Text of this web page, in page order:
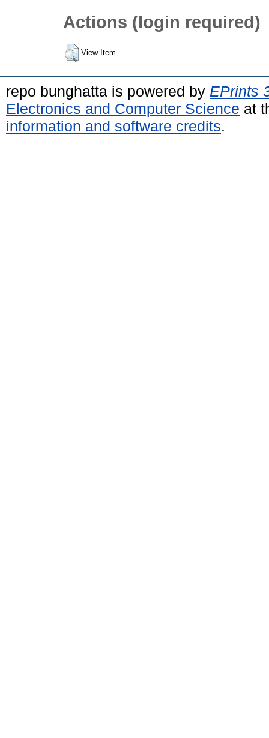
Actions (login required)
View Item
repo bunghatta is powered by EPrints
Electronics and Computer Science at
information and software credits.